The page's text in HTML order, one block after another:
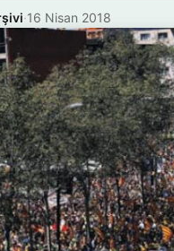
·16 Nisan 2018